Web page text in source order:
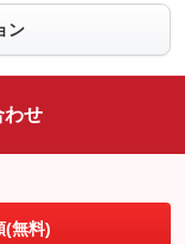
てくれます！
たプランです。万が一の
なたのカーライフをより
ン
わせ
(無料)